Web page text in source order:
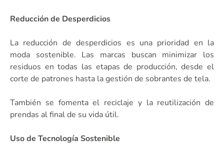
Reducción de Desperdicios
La reducción de desperdicios es una prioridad en la
moda sostenible. Las marcas buscan minimizar los
residuos en todas las etapas de producción, desde el
corte de patrones hasta la gestión de sobrantes de tela.
También se fomenta el reciclaje y la reutilización de
prendas al final de su vida útil.
Uso de Tecnología Sostenible